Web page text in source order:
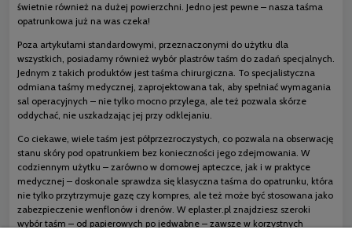
świetnie również na dużej powierzchni. Jedno jest pewne – nasza taśma
opatrunkowa już na was czeka!
Poza artykułami standardowymi, przeznaczonymi do użytku dla
wszystkich, posiadamy również wybór plastrów taśm do zadań specjalnych.
Jednym z takich produktów jest taśma chirurgiczna. To specjalistyczna
odmiana taśmy medycznej, zaprojektowana tak, aby spełniać wymagania
sal operacyjnych – nie tylko mocno przylega, ale też pozwala skórze
oddychać, nie uszkadzając jej przy odklejaniu.
Co ciekawe, wiele taśm jest półprzezroczystych, co pozwala na obserwację
stanu skóry pod opatrunkiem bez konieczności jego zdejmowania. W
codziennym użytku – zarówno w domowej apteczce, jak i w praktyce
medycznej – doskonale sprawdza się klasyczna taśma do opatrunku, która
nie tylko przytrzymuje gazę czy kompres, ale też może być stosowana jako
zabezpieczenie wenflonów i drenów. W eplaster.pl znajdziesz szeroki
wybór taśm – od papierowych po jedwabne – zawsze w korzystnych